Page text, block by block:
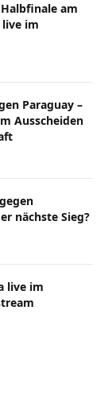
am
im
Paraguay –
Ausscheiden
nächste Sieg?
live im